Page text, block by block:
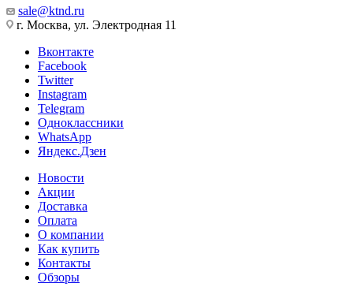
sale@ktnd.ru
г. Москва, ул. Электродная 11
Вконтакте
Facebook
Twitter
Instagram
Telegram
Одноклассники
WhatsApp
Яндекс.Дзен
Новости
Акции
Доставка
Оплата
О компании
Как купить
Контакты
Обзоры